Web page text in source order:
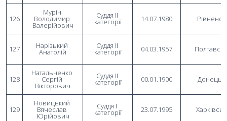
126
Мурін
Володимир
Валерійович
Суддя II
категорії 14.07.1980
127 Нарізький
Анатолій
Суддя II
категорії 04.03.1957
128
Натальченко
Сергій
Вікторович
Суддя II
категорії 00.01.1900
129
Новицький
Вячеслав
Юрійович
Суддя I
категорії 23.07.1995